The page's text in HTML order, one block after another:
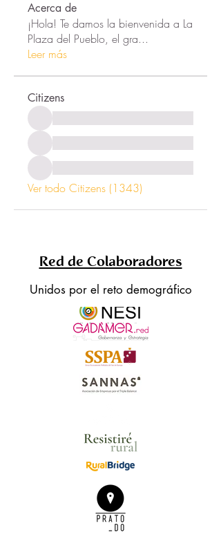
Acerca de
¡Hola! Te damos la bienvenida a La
Plaza del Pueblo, el gra...
Leer más
Citizens
Ver todo Citizens (1343)
Red de Colaboradores
Unidos por el reto demográfico